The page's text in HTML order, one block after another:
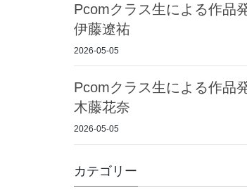
Pcomクラス生による作品
伊藤遼祐
2026-05-05
Pcomクラス生による作品
木藤花奈
2026-05-05
カテゴリー